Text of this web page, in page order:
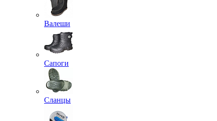
Валеши
Сапоги
Сланцы